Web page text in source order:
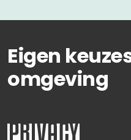
Eigen
omgeving